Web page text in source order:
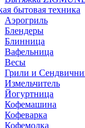
бытовая техника
Аэрогриль
Блендеры
Блинница
Вафельница
Весы
Грили и
Измельчитель
Йогуртница
Кофемашина
Кофеварка
Кофемолка